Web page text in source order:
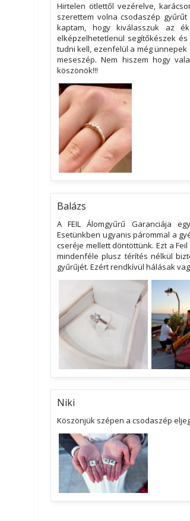
Hirtelen ötlettől vezérelve,
szerettem volna csodaszép
kaptam, hogy kiválasszuk az
elképzelhetetlenül segítőkészek
tudni kell, ezenfelül a még
meseszép. Nem hiszem hogy
köszönök!!!
Balázs
A FEIL Álomgyűrű Garanciája
Esetünkben ugyanis párommal a
cseréje mellett döntöttünk. Ezt a
mindenféle plusz térítés nélkül
gyűrűjét. Ezért rendkívül hálásak
Niki
Köszönjük szépen a csodaszép